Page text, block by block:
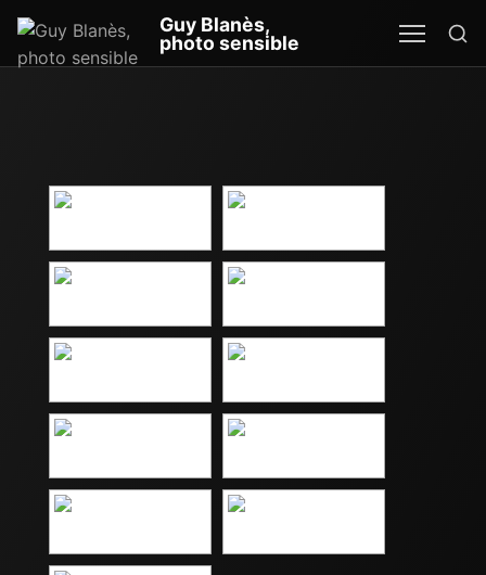
Guy Blanès,
photo sensible